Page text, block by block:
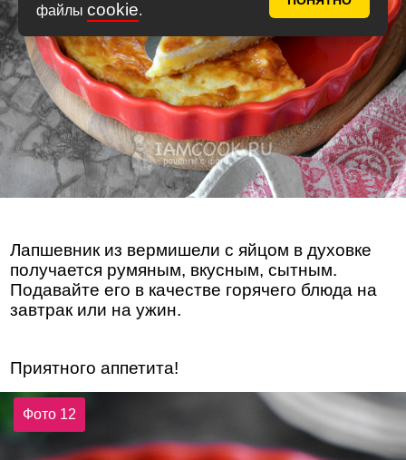
файлы cookie.
Лапшевник из вермишели с яйцом в духовке
получается румяным, вкусным, сытным.
Подавайте его в качестве горячего блюда на
завтрак или на ужин.
Приятного аппетита!
Фото 12